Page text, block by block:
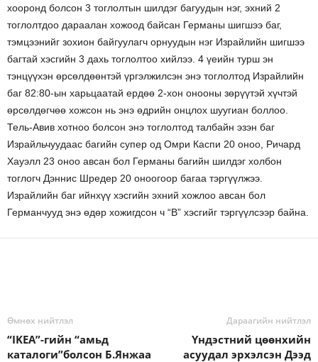
хооронд болсон 3 тоглолтын шилдэг багуудын нэг, эхний 2
тоглолтдоо дараалан хожоод байсан Германы шигшээ баг,
тэмцээнийг зохион байгуулагч орнуудын нэг Израйлийн шигшээ
багтай хэсгийн 3 дахь тоглолтоо хийлээ. 4 үеийн турш эн
тэнцүүхэн өрсөлдөөнтэй үргэлжилсэн энэ тоглолтод Израйлийн
баг 82:80-ын харьцаатай ердөө 2-хон онооны зөрүүтэй хүчтэй
өрсөлдөгчөө хожсон нь энэ өдрийн онцлох шуугиан боллоо.
Тель-Авив хотноо болсон энэ тоглолтод талбайн эзэн баг
Израйльчуудаас багийн супер од Омри Каспи 20 оноо, Ричард
Хауэлл 23 оноо авсан бол Германы багийн шилдэг холбон
тоглогч Дэннис Шредер 20 оноогоор багаа тэргүүлжээ.
Израйлийн баг ийнхүү хэсгийн эхний хожлоо авсан бол
Германчууд энэ өдөр хожигдсон ч “В” хэсгийг тэргүүлсээр байна.
Өмнөх нийтлэл
“IKEA”-гийн “амьд
каталоги”болсон Б.Янжаа
Дараагийн нийтлэл
Үндэстний цөөнхийн
асуудал эрхэлсэн Дээд